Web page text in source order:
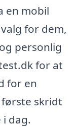
en mobil
for dem,
personlig
for at
for en
skridt
dag.